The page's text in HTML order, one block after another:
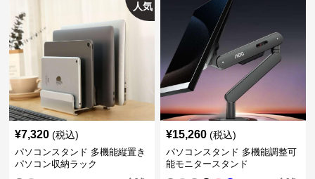
人気
¥7,320 (税込)
パソコンスタンド 多機能縦置き
パソコン収納ラック
¥15,260 (税込)
パソコンスタンド 多機能調整可
能モニタースタンド